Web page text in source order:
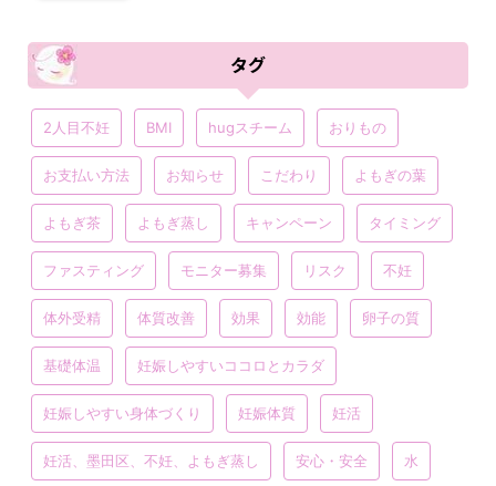
タグ
2人目不妊 BMI hugスチーム おりもの
お支払い方法 お知らせ こだわり よもぎの葉
よもぎ茶 よもぎ蒸し キャンペーン タイミング
ファスティング モニター募集 リスク 不妊
体外受精 体質改善 効果 効能 卵子の質
基礎体温 妊娠しやすいココロとカラダ
妊娠しやすい身体づくり 妊娠体質 妊活
妊活、墨田区、不妊、よもぎ蒸し 安心・安全 水